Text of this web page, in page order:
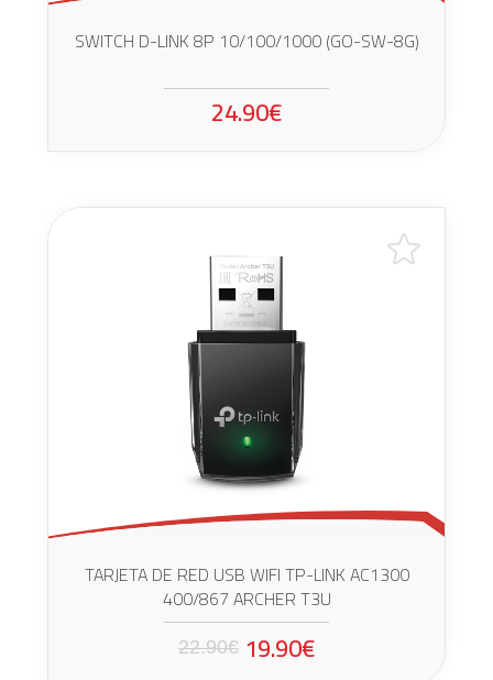
SWITCH D-LINK 8P 10/100/1000 (GO-SW-8G)
24.90€
TARJETA DE RED USB WIFI TP-LINK AC1300
400/867 ARCHER T3U
22.90€ 19.90€